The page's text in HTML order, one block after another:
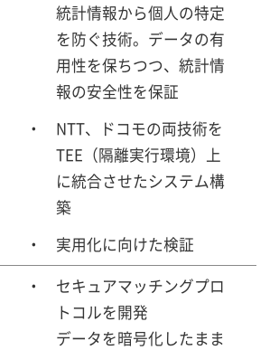
統計情報から個人の特定
を防ぐ技術。データの有
用性を保ちつつ、統計情
報の安全性を保証
NTT、ドコモの両技術を
TEE（隔離実行環境）上
に統合させたシステム構
築
実用化に向けた検証
セキュアマッチングプロ
トコルを開発
データを暗号化したまま